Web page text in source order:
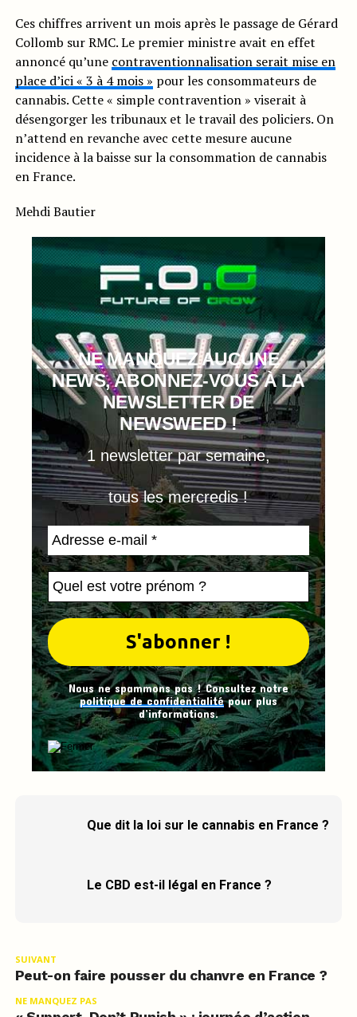
Ces chiffres arrivent un mois après le passage de Gérard
Collomb sur RMC. Le premier ministre avait en effet
annoncé qu’une contraventionnalisation serait mise en
place d’ici « 3 à 4 mois » pour les consommateurs de
cannabis. Cette « simple contravention » viserait à
désengorger les tribunaux et le travail des policiers. On
n’attend en revanche avec cette mesure aucune
incidence à la baisse sur la consommation de cannabis
en France.
Mehdi Bautier
NE MANQUEZ AUCUNE
NEWS, ABONNEZ-VOUS À LA
NEWSLETTER DE
NEWSWEED !
1 newsletter par semaine,
tous les mercredis !
Nous ne spammons pas ! Consultez notre
politique de confidentialitépour plus
d’informations.
Que dit la loi sur le cannabis en France ?
Le CBD est-il légal en France ?
SUIVANT
Peut-on faire pousser du chanvre en France ?
NE MANQUEZ PAS